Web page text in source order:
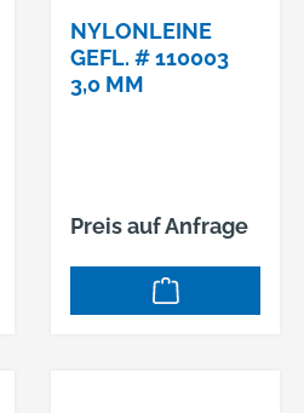
NYLONLEINE
GEFL. # 110003
3,0 MM
Preis auf Anfrage